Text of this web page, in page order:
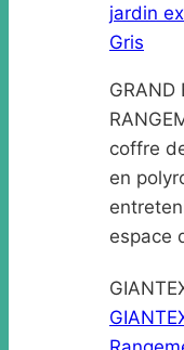
jardin
Gris
GRAND
coffre
en
espace